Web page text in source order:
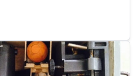
отвечает на основные
состав работ входит: •
аудитории • разработка структуры
• создание индивидуального
• подключение форм и систем
на обращения потенциальных